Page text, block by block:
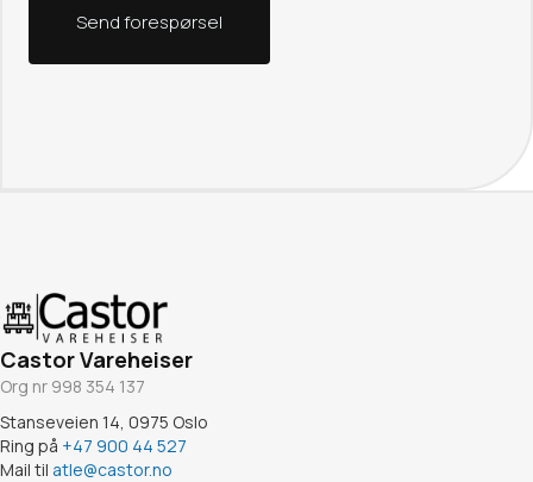
Castor Vareheiser
Org nr 998 354 137
Stanseveien 14, 0975 Oslo
Ring på +47 900 44 527
Mail til atle@castor.no